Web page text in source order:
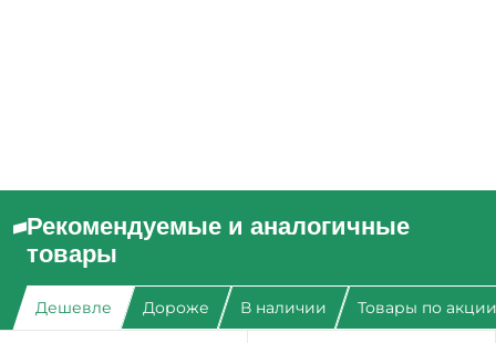
Рекомендуемые и аналогичные
товары
Дешевле Дороже В наличии Товары по акции